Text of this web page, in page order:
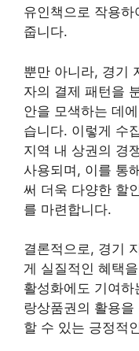
유인책으로 작용
줍니다.
뿐만 아니라, 경기
자의 결제 패턴을
안을 모색하는 데
습니다. 이렇게 수
지역 내 상권의 경
사용되며, 이를 통
써 더욱 다양한 할
를 마련합니다.
결론적으로, 경기
게 실질적인 혜택
활성화에도 기여
랑상품권의 활용
할 수 있는 긍정적